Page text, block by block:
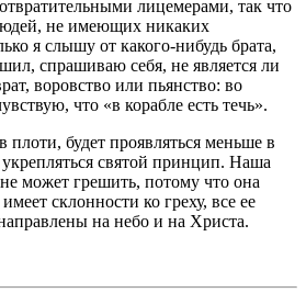
лицемерами, так что
не имеющих никаких
я слышу от какого-нибудь брата,
спрашиваю себя, не является ли
воровство или пьянство: во
что «в корабле есть течь».
плоти, будет проявляться меньше в
святой принцип. Наша
может грешить, потому что она
склонности ко греху, все ее
на небо и на Христа.